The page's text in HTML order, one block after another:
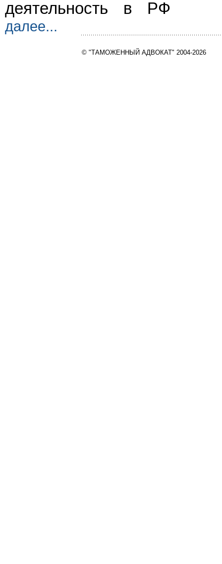
деятельность в РФ
далее...
© "ТАМОЖЕННЫЙ АДВОКАТ" 2004-2026